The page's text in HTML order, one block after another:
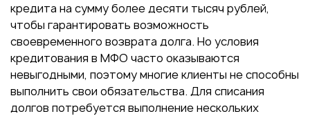
кредита на сумму более десяти тысяч рублей,
чтобы гарантировать возможность
своевременного возврата долга. Но условия
кредитования в МФО часто оказываются
невыгодными, поэтому многие клиенты не способны
выполнить свои обязательства. Для списания
долгов потребуется выполнение нескольких